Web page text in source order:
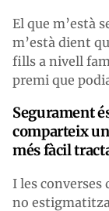
El que m’està
m’està dient
fills a nivell
premi que
Segurament
comparteix
més fàcil
I les converses
no